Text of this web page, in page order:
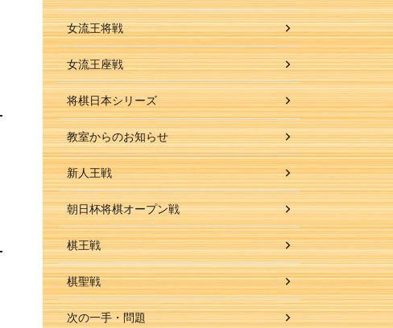
女流王将戦
女流王座戦
将棋日本シリーズ
教室からのお知らせ
新人王戦
朝日杯将棋オープン戦
棋王戦
棋聖戦
次の一手・問題